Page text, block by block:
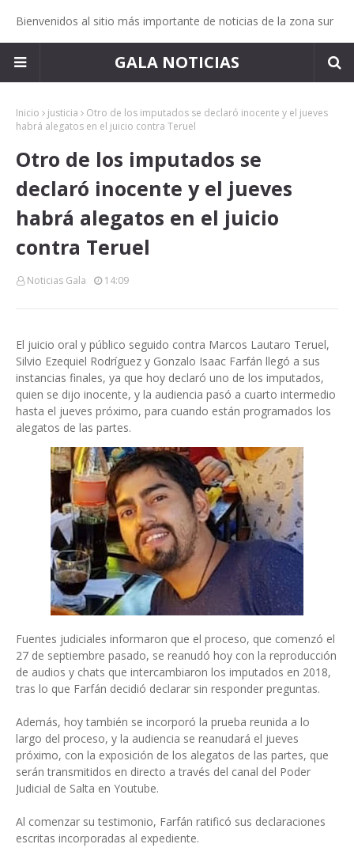
Bienvenidos al sitio más importante de noticias de la zona sur
GALA NOTICIAS
Inicio justicia
Otro de los imputados se declaró inocente y el jueves
habrá alegatos en el juicio contra Teruel
Otro de los imputados se
declaró inocente y el jueves
habrá alegatos en el juicio
contra Teruel
Noticias Gala 14:09
El juicio oral y público seguido contra Marcos Lautaro Teruel,
Silvio Ezequiel Rodríguez y Gonzalo Isaac Farfán llegó a sus
instancias finales, ya que hoy declaró uno de los imputados,
quien se dijo inocente, y la audiencia pasó a cuarto intermedio
hasta el jueves próximo, para cuando están programados los
alegatos de las partes.
Fuentes judiciales informaron que el proceso, que comenzó el
27 de septiembre pasado, se reanudó hoy con la reproducción
de audios y chats que intercambiaron los imputados en 2018,
tras lo que Farfán decidió declarar sin responder preguntas.
Además, hoy también se incorporó la prueba reunida a lo
largo del proceso, y la audiencia se reanudará el jueves
próximo, con la exposición de los alegatos de las partes, que
serán transmitidos en directo a través del canal del Poder
Judicial de Salta en Youtube.
Al comenzar su testimonio, Farfán ratificó sus declaraciones
escritas incorporadas al expediente.